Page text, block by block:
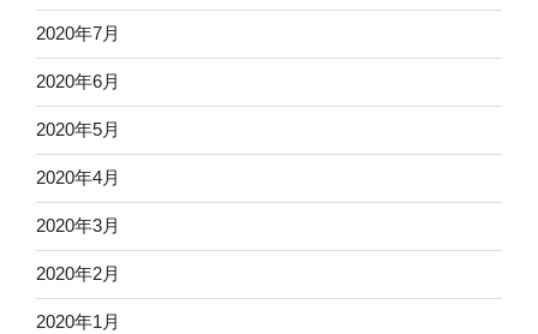
2020年7月
2020年6月
2020年5月
2020年4月
2020年3月
2020年2月
2020年1月